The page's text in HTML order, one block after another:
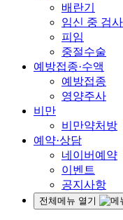
배란기
임신 중 검사
피임
중절수술
예방접종·수액
예방접종
영양주사
비만
비만약처방
예약·상담
네이버예약
이벤트
공지사항
전체메뉴 열기